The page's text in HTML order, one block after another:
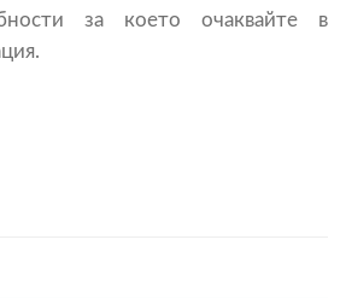
за което очаквайте в